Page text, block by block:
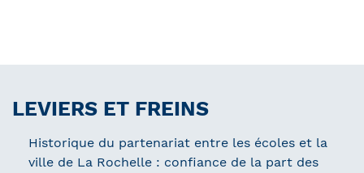
LEVIERS ET FREINS
Historique du partenariat entre les écoles et la
ville de La Rochelle : confiance de la part des